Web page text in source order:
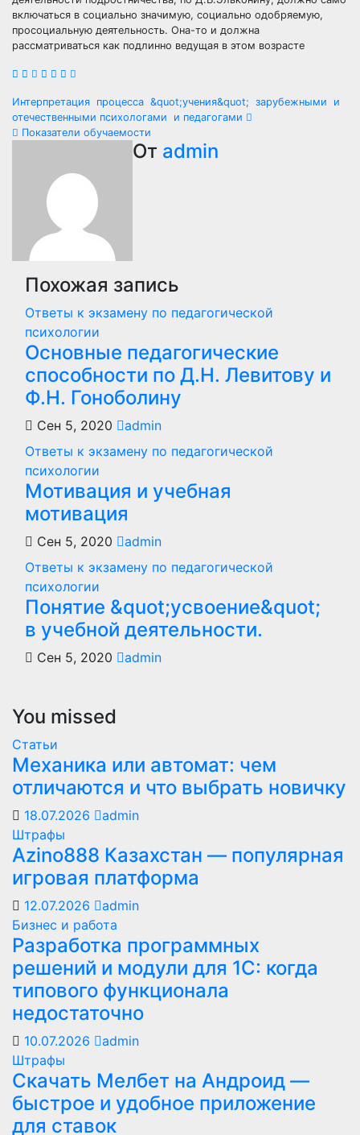
включаться в социально значимую, социально одобряемую,
просоциальную деятельность. Она-то и должна
рассматриваться как подлинно ведущая в этом возрасте
Навигация
по
записям
Интерпретация процесса &quot;учения&quot; зарубежными и
отечественными психологами и педагогами
Показатели обучаемости
От admin
Похожая запись
Ответы к экзамену по педагогической
психологии
Основные педагогические
способности по Д.Н. Левитову и
Ф.Н. Гоноболину
Сен 5, 2020
admin
Ответы к экзамену по педагогической
психологии
Мотивация и учебная
мотивация
Сен 5, 2020
admin
Ответы к экзамену по педагогической
психологии
Понятие &quot;усвоение&quot;
в учебной деятельности.
Сен 5, 2020 admin
You missed
Статьи
Механика или автомат: чем
отличаются и что выбрать новичку
18.07.2026
admin
Штрафы
Azino888 Казахстан — популярная
игровая платформа
12.07.2026
admin
Бизнес и работа
Разработка программных
решений и модули для 1С: когда
типового функционала
недостаточно
10.07.2026
admin
Штрафы
Скачать Мелбет на Андроид —
быстрое и удобное приложение
для ставок